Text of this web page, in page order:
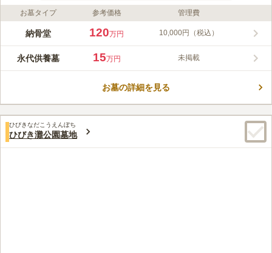
ライフドット編集部のコメント
福岡市中心部からも程近い、自然と共生するモダンな納骨堂で
で美術館のようにスタイリッシュです。春にはお寺の境内から延
びる桜並木が、華やかさを演出します。納骨壇は3種類あり、全
ら利用できます。広々とした空間にはゆったりとした時間が流
この霊園はまだ誰からも評価されていません。
お墓タイプ 参考価格 管理費
納骨堂 120万円 10,000円（税込）
永代供養墓 15万円 未掲載
お墓の詳細を見る
ひびきなだこうえんぼち
ひびき灘公園墓地